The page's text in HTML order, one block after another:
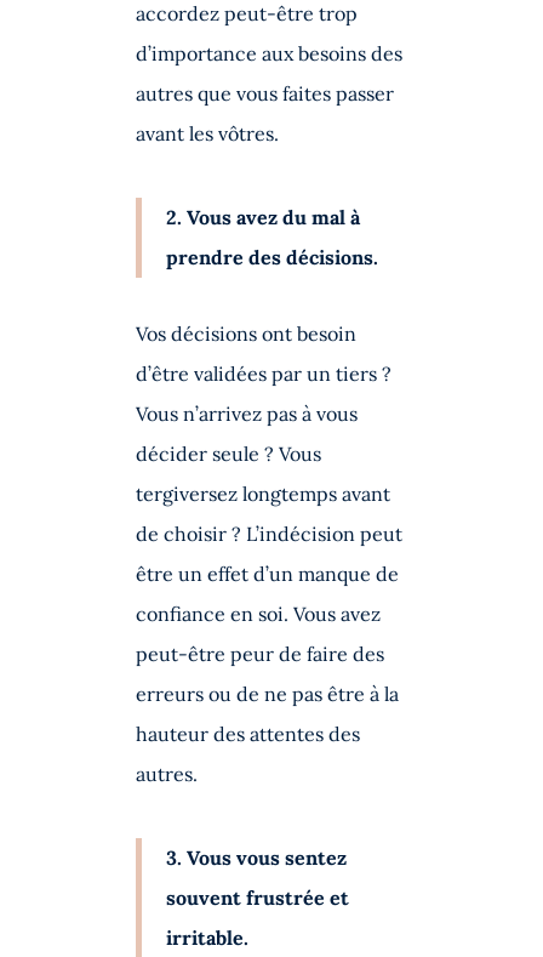
accordez peut-être trop
d’importance aux besoins des
autres que vous faites passer
avant les vôtres.
2. Vous avez du mal à
prendre des décisions.
Vos décisions ont besoin
d’être validées par un tiers ?
Vous n’arrivez pas à vous
décider seule ? Vous
tergiversez longtemps avant
de choisir ? L’indécision peut
être un effet d’un manque de
confiance en soi. Vous avez
peut-être peur de faire des
erreurs ou de ne pas être à la
hauteur des attentes des
autres.
3. Vous vous sentez
souvent frustrée et
irritable.